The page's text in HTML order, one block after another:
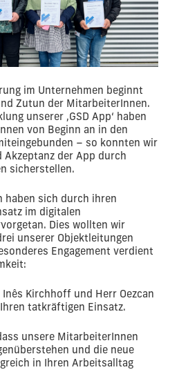
im Unternehmen beginnt
Zutun der MitarbeiterInnen.
unserer ‚GSD App‘ haben
von Beginn an in den
– so konnten wir
Akzeptanz der App durch
sicherstellen.
haben sich durch ihren
im digitalen
Dies wollten wir
unserer Objektleitungen
Engagement verdient
Kirchhoff und Herr Oezcan
tatkräftigen Einsatz.
unsere MitarbeiterInnen
und die neue
in Ihren Arbeitsalltag